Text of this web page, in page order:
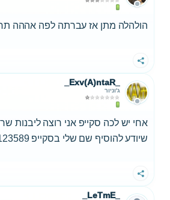
הולהלה מתן אז עברתה לפה אההה
שתף
_Exv(A)ntaR_
ג'וניור
אחי יש לכה סקייפ אני רוצה ליבנות
שיודע להוסיף שם שלי בסקייפ MAY123589
שתף
_LeTmE_